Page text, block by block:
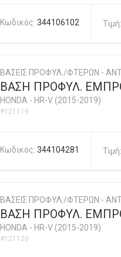
Κωδικός: 344106102 Τιμή:
ΒΑΣΕΙΣ ΠΡΟΦΥΛ./ΦΤΕΡΩΝ -
ΒΑΣΗ ΠΡΟΦΥΛ.
HONDA - HR-V (2015-2019)
#121119
Κωδικός: 344104281 Τιμή:
ΒΑΣΕΙΣ ΠΡΟΦΥΛ./ΦΤΕΡΩΝ -
ΒΑΣΗ ΠΡΟΦΥΛ.
HONDA - HR-V (2015-2019)
#121120